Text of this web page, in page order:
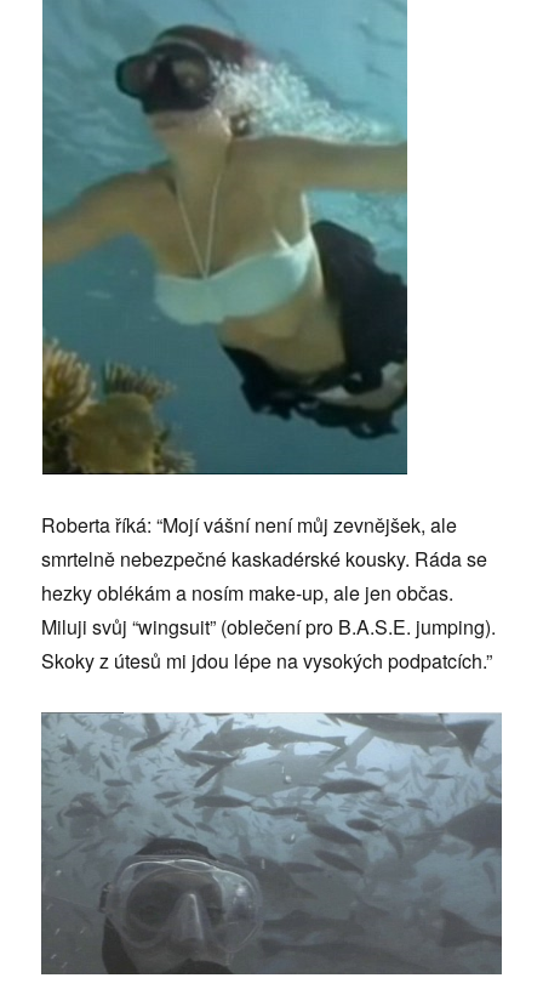
Roberta říká: “Mojí vášní není můj zevnějšek, ale
smrtelně nebezpečné kaskadérské kousky. Ráda se
hezky oblékám a nosím make-up, ale jen občas.
Miluji svůj “wingsuit” (oblečení pro B.A.S.E. jumping).
Skoky z útesů mi jdou lépe na vysokých podpatcích.”